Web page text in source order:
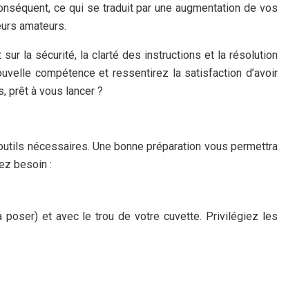
ce qui se traduit par une augmentation de vos
amateurs.
sur la sécurité, la clarté des instructions et la résolution
compétence et ressentirez la satisfaction d’avoir
prêt à vous lancer ?
nécessaires. Une bonne préparation vous permettra
besoin :
et avec le trou de votre cuvette. Privilégiez les